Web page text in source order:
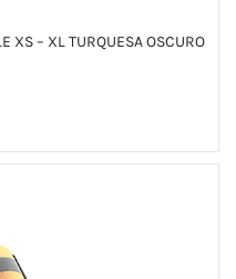
XS – XL TURQUESA OSCURO